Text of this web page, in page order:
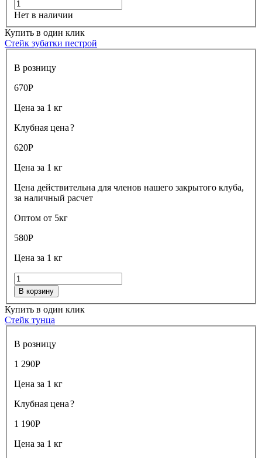
Нет в наличии
Купить в один клик
Стейк зубатки пестрой
В розницу
670Р
Цена за 1 кг
Клубная цена?
620Р
Цена за 1 кг
Цена действительна для членов нашего закрытого клуба,
за наличный расчет
Оптом от 5кг
580Р
Цена за 1 кг
В корзину
Купить в один клик
Стейк тунца
В розницу
1 290Р
Цена за 1 кг
Клубная цена?
1 190Р
Цена за 1 кг